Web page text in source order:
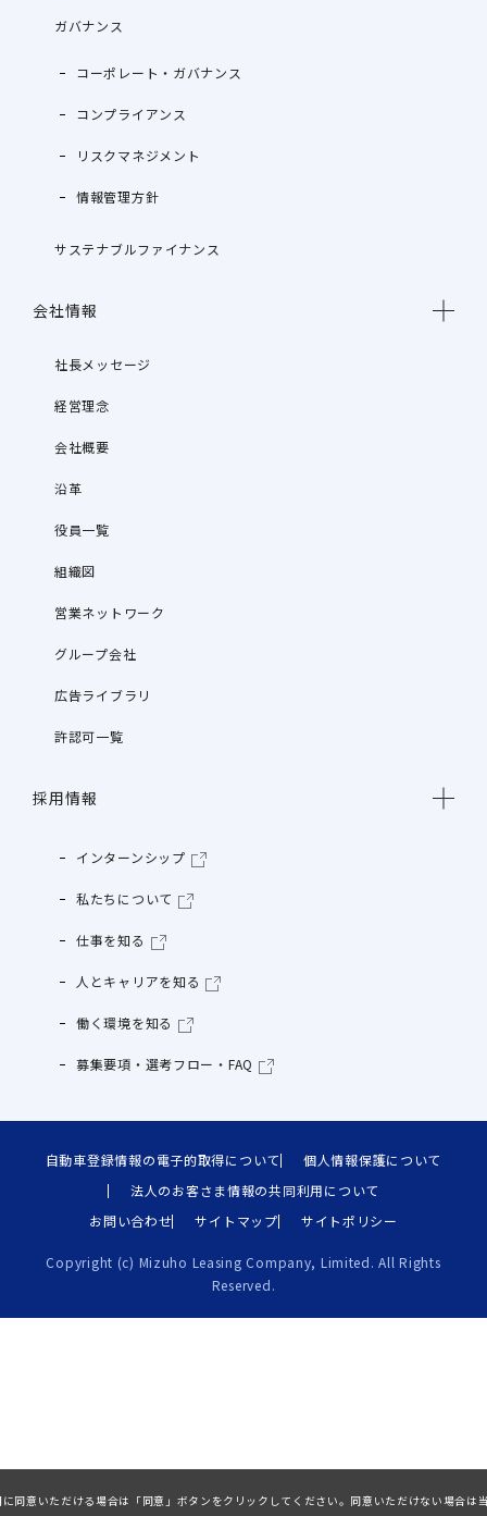
同意いただける場合は「同意」ボタンをクリックしてください。同意いただけない場合
ガバナンス
コーポレート・ガバナンス
コンプライアンス
リスクマネジメント
情報管理方針
サステナブルファイナンス
会社情報
社長メッセージ
経営理念
会社概要
沿革
役員一覧
組織図
営業ネットワーク
グループ会社
広告ライブラリ
許認可一覧
採用情報
インターンシップ
私たちについて
仕事を知る
人とキャリアを知る
働く環境を知る
募集要項・選考フロー・FAQ
自動車登録情報の電子的取得について
個人情報保護について
法人のお客さま情報の共同利用について
お問い合わせ
サイトマップ サイトポリシー
Copyright (c) Mizuho Leasing Company, Limited. All Rights
Reserved.